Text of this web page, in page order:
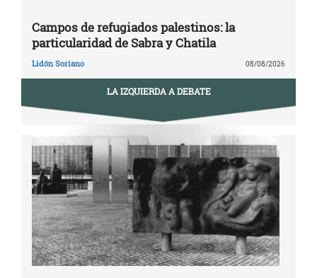
Campos de refugiados palestinos: la
particularidad de Sabra y Chatila
Lidón Soriano 08/08/2026
LA IZQUIERDA A DEBATE